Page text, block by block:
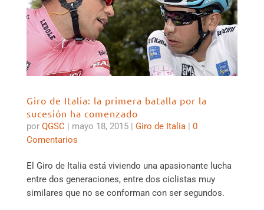
Giro de Italia: la primera batalla por la
sucesión ha comenzado
por QGSC | mayo 18, 2015 | Giro de Italia| 0
Comentarios
El Giro de Italia está viviendo una apasionante lucha
entre dos generaciones, entre dos ciclistas muy
similares que no se conforman con ser segundos.